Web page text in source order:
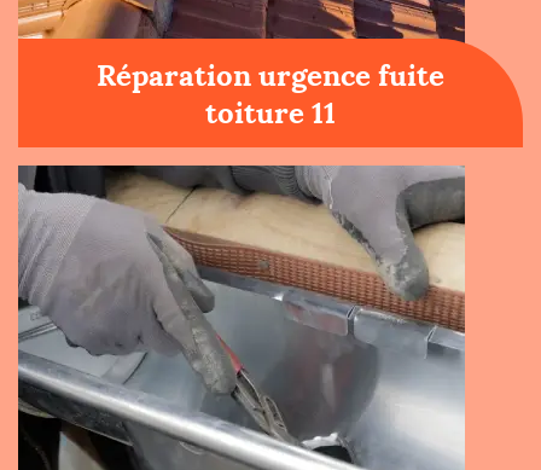
Réparation urgence fuite
toiture 11